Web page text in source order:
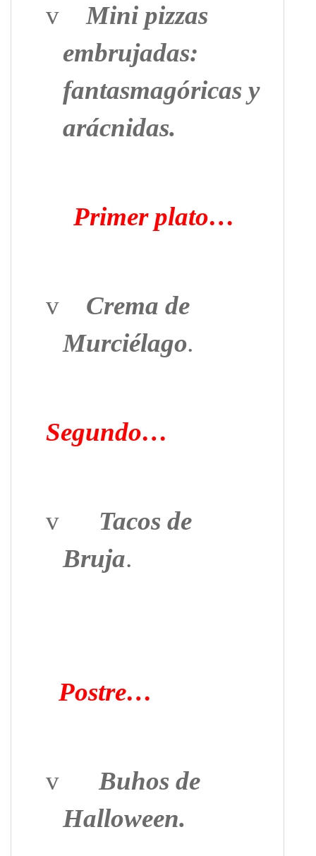
v
Mini pizzas
embrujadas:
fantasmagóricas y
arácnidas.
Primer plato…
v
Crema de
Murciélago.
Segundo…
v
Tacos de
Bruja.
Postre…
v
Buhos de
Halloween.